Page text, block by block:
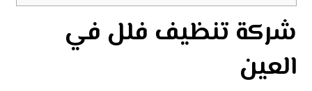
شركة تنظيف فلل في
العين